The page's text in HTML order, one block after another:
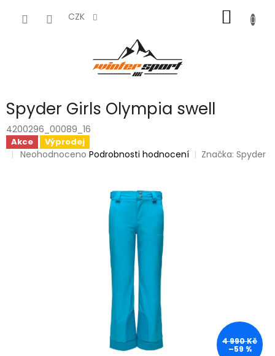
CZK
KOŠÍK
Spyder Girls Olympia swell
4200296_00089_16
Akce Výprodej
Průměrné
Neohodnoceno Podrobnosti hodnocení Značka: Spyder
4 990 Kč
–59 %